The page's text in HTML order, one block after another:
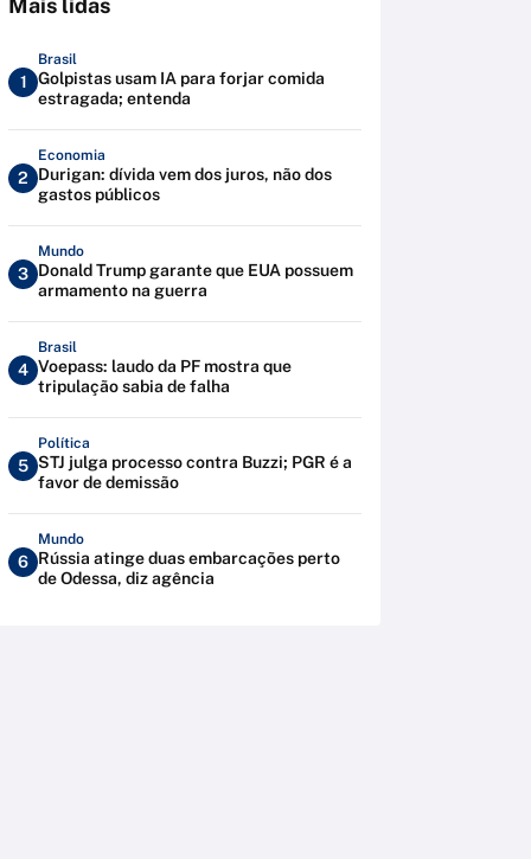
Mais lidas
1
Brasil
Golpistas usam IA para forjar comida
estragada; entenda
2
Economia
Durigan: dívida vem dos juros, não dos
gastos públicos
3
Mundo
Donald Trump garante que EUA possuem
armamento na guerra
4
Brasil
Voepass: laudo da PF mostra que
tripulação sabia de falha
5
Política
STJ julga processo contra Buzzi; PGR é a
favor de demissão
6
Mundo
Rússia atinge duas embarcações perto
de Odessa, diz agência